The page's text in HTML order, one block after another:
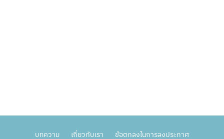
บทความ เกี่ยวกับเรา ข้อตกลงในการลงประกาศ